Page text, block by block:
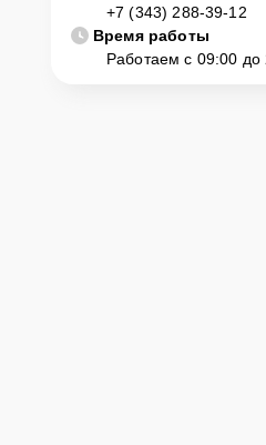
+7 (343) 288-39-12
Время работы
Работаем с 09:00 до